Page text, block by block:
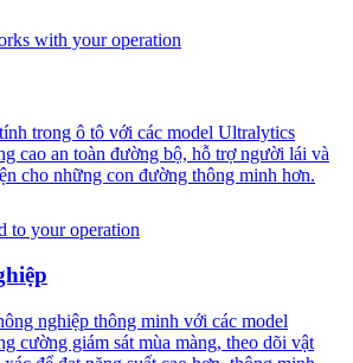
trong ô tô với các model Ultralytics
cao an toàn đường bộ, hỗ trợ người lái và
cho những con đường thông minh hơn.
nghiệp thông minh với các model
cường giám sát mùa màng, theo dõi vật